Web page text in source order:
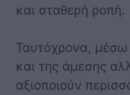
και σταθερή ροπή.
Ταυτόχρονα, μέσω
και της άμεσης
αξιοποιούν